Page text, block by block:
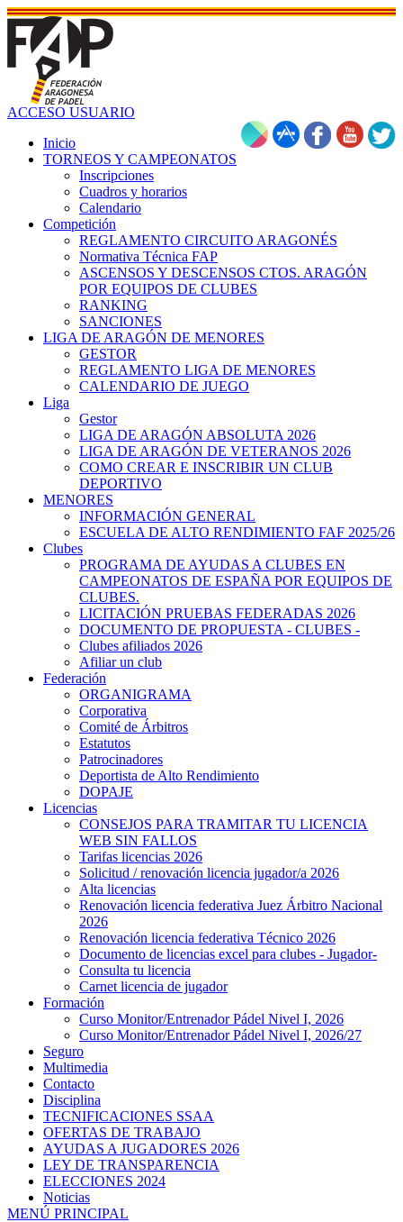
ACCESO USUARIO
Inicio
TORNEOS Y CAMPEONATOS
Inscripciones
Cuadros y horarios
Calendario
Competición
REGLAMENTO CIRCUITO ARAGONÉS
Normativa Técnica FAP
ASCENSOS Y DESCENSOS CTOS. ARAGÓN
POR EQUIPOS DE CLUBES
RANKING
SANCIONES
LIGA DE ARAGÓN DE MENORES
GESTOR
REGLAMENTO LIGA DE MENORES
CALENDARIO DE JUEGO
Liga
Gestor
LIGA DE ARAGÓN ABSOLUTA 2026
LIGA DE ARAGÓN DE VETERANOS 2026
COMO CREAR E INSCRIBIR UN CLUB
DEPORTIVO
MENORES
INFORMACIÓN GENERAL
ESCUELA DE ALTO RENDIMIENTO FAF 2025/26
Clubes
PROGRAMA DE AYUDAS A CLUBES EN
CAMPEONATOS DE ESPAÑA POR EQUIPOS DE
CLUBES.
LICITACIÓN PRUEBAS FEDERADAS 2026
DOCUMENTO DE PROPUESTA - CLUBES -
Clubes afiliados 2026
Afiliar un club
Federación
ORGANIGRAMA
Corporativa
Comité de Árbitros
Estatutos
Patrocinadores
Deportista de Alto Rendimiento
DOPAJE
Licencias
CONSEJOS PARA TRAMITAR TU LICENCIA
WEB SIN FALLOS
Tarifas licencias 2026
Solicitud / renovación licencia jugador/a 2026
Alta licencias
Renovación licencia federativa Juez Árbitro Nacional
2026
Renovación licencia federativa Técnico 2026
Documento de licencias excel para clubes - Jugador-
Consulta tu licencia
Carnet licencia de jugador
Formación
Curso Monitor/Entrenador Pádel Nivel I, 2026
Curso Monitor/Entrenador Pádel Nivel I, 2026/27
Seguro
Multimedia
Contacto
Disciplina
TECNIFICACIONES SSAA
OFERTAS DE TRABAJO
AYUDAS A JUGADORES 2026
LEY DE TRANSPARENCIA
ELECCIONES 2024
Noticias
MENÚ PRINCIPAL